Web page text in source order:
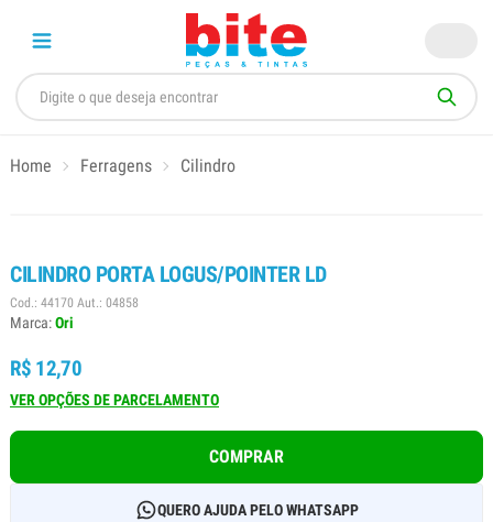
Home Ferragens Cilindro
CILINDRO PORTA LOGUS/POINTER LD
Cod.: 44170 Aut.: 04858
Marca:Ori
R$ 12,70
VER OPÇÕES DE PARCELAMENTO
COMPRAR
QUERO AJUDA PELO WHATSAPP